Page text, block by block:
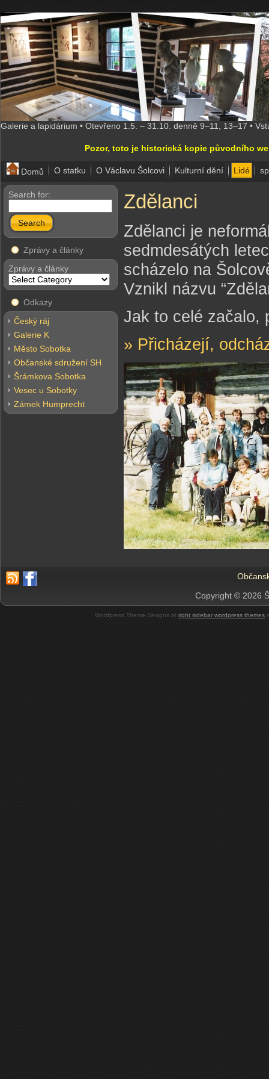
Galerie a lapidárium • Otevřeno 1.5. – 31.10. denně 9–11, 13–17 •
Pozor, toto je historická kopie původního
Domů O statku O Václavu Šolcovi Kulturní dění Lidé
Search for:
Search
Zprávy a články
Zprávy a články
Odkazy
Český ráj
Galerie K
Město Sobotka
Občanské sdružení SH
Šrámkova Sobotka
Vesec u Sobotky
Zámek Humprecht
Zdělanci
Zdělanci je
sedmdesátých
scházelo na
Vznikl názvu
Jak to celé začalo,
» Přicházejí,
Copyright © 2026
Wordpress Theme Designs at right sidebar wordpress themes